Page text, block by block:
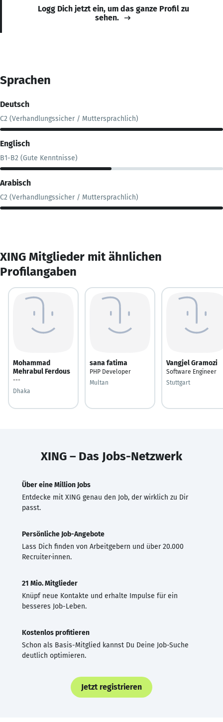
Logg Dich jetzt ein, um das ganze Profil zu
sehen.
Sprachen
Deutsch
C2 (Verhandlungssicher / Muttersprachlich)
Englisch
B1-B2 (Gute Kenntnisse)
Arabisch
C2 (Verhandlungssicher / Muttersprachlich)
XING Mitglieder mit ähnlichen
Profilangaben
Mohammad
Mehrabul Ferdous
---
Dhaka
sana fatima
PHP Developer
Multan
Vangjel Gramozi
Software Engineer
Stuttgart
XING – Das Jobs-Netzwerk
Über eine Million Jobs
Entdecke mit XING genau den Job, der wirklich zu Dir
passt.
Persönliche Job-Angebote
Lass Dich finden von Arbeitgebern und über 20.000
Recruiter·innen.
21 Mio. Mitglieder
Knüpf neue Kontakte und erhalte Impulse für ein
besseres Job-Leben.
Kostenlos profitieren
Schon als Basis-Mitglied kannst Du Deine Job-Suche
deutlich optimieren.
Jetzt registrieren